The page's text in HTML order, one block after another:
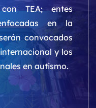
TEA; entes
en la
convocados
y los
en autismo.